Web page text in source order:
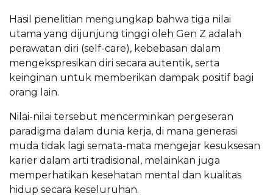
Hasil penelitian mengungkap bahwa tiga nilai
utama yang dijunjung tinggi oleh Gen Z adalah
perawatan diri (self-care), kebebasan dalam
mengekspresikan diri secara autentik, serta
keinginan untuk memberikan dampak positif bagi
orang lain.
Nilai-nilai tersebut mencerminkan pergeseran
paradigma dalam dunia kerja, di mana generasi
muda tidak lagi semata-mata mengejar kesuksesan
karier dalam arti tradisional, melainkan juga
memperhatikan kesehatan mental dan kualitas
hidup secara keseluruhan.